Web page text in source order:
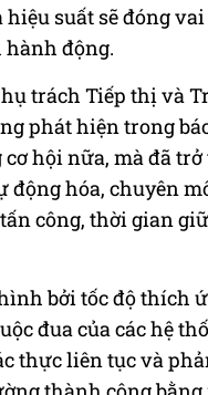
suất sẽ đóng
động.
trách Tiếp thị và
phát hiện trong
hội nữa, mà đã
động hóa, chuyên
công, thời gian
bởi tốc độ thích
đua của các hệ
thực liên tục và